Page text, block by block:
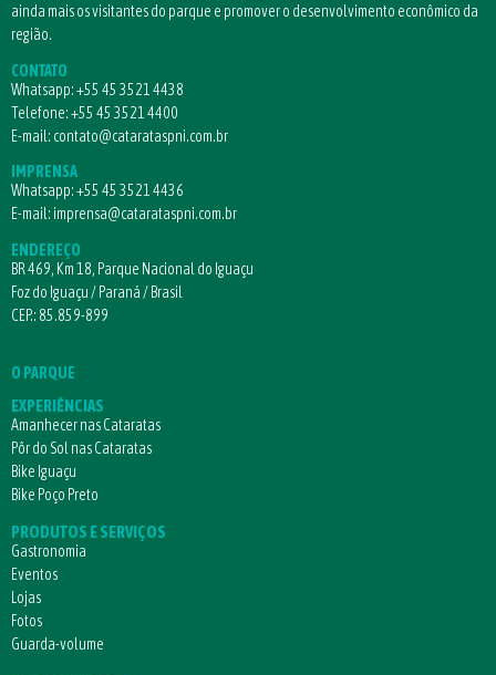
ainda mais os visitantes do parque e promover o desenvolvimento econômico da
região.
CONTATO
Whatsapp:+55 45 3521 4438
Telefone:+55 45 3521 4400
E-mail: contato@catarataspni.com.br
IMPRENSA
Whatsapp:+55 45 3521 4436
E-mail: imprensa@catarataspni.com.br
ENDEREÇO
BR 469, Km 18, Parque Nacional do Iguaçu
Foz do Iguaçu / Paraná / Brasil
CEP.: 85.859-899
O PARQUE
EXPERIÊNCIAS
Amanhecer nas Cataratas
Pôr do Sol nas Cataratas
Bike Iguaçu
Bike Poço Preto
PRODUTOS E SERVIÇOS
Gastronomia
Eventos
Lojas
Fotos
Guarda-volume